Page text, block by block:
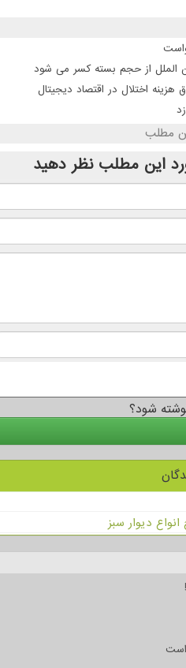
الملل از حجم بسته کسر می شود
هزینه اختلال در اقتصاد دیجیتال
مطلب
این مطلب نظر دهید
شود؟
دیوار سبز